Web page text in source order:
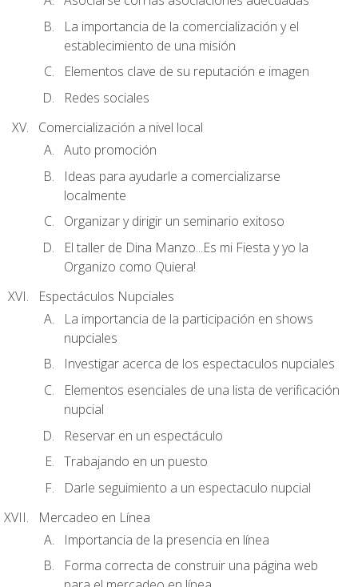
La importancia de la comercialización y el
establecimiento de una misión
Elementos clave de su reputación e imagen
Redes sociales
Comercialización a nivel local
Auto promoción
Ideas para ayudarle a comercializarse
localmente
Organizar y dirigir un seminario exitoso
El taller de Dina Manzo...Es mi Fiesta y yo la
Organizo como Quiera!
Espectáculos Nupciales
La importancia de la participación en shows
nupciales
Investigar acerca de los espectaculos nupciales
Elementos esenciales de una lista de verificación
nupcial
Reservar en un espectáculo
Trabajando en un puesto
Darle seguimiento a un espectaculo nupcial
Mercadeo en Línea
Importancia de la presencia en línea
Forma correcta de construir una página web